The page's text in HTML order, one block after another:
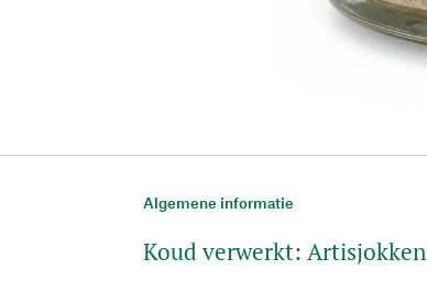
Algemene informatie
Koud verwerkt: Artisjokken